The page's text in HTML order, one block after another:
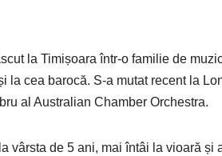
la Timișoara într-o familie de
la cea barocă. S-a mutat recent la
al Australian Chamber Orchestra.
vârsta de 5 ani, mai întâi la vioară și